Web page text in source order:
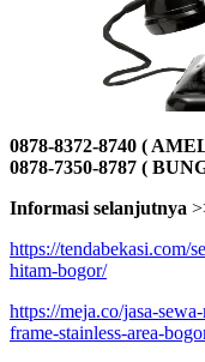
0878-8372-8740 (
0878-7350-8787 (
Informasi selanjutnya
https://tendabekasi.com/
hitam-bogor/
https://meja.co/jasa-
frame-stainless-area-